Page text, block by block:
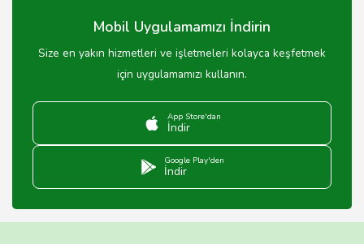
Mobil Uygulamamızı İndirin
Size en yakın hizmetleri ve işletmeleri kolayca keşfetmek
için uygulamamızı kullanın.
App Store'dan
İndir
Google Play'den
İndir